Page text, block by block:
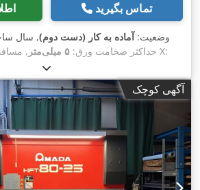
تماس بگیرید
وضعیت:آماده به کار (دست دوم), سال
, حداکثر ضخامت ورق: ۵ میلی‌متر
, مسافت جابجایی محور X:
۲٬۵۰۰ میلی‌متر
۲۱٬۰۰۰ کیلوگرم
, ظرفیت بار میز:۱۶۰ کیلوگرم ,
آگهی کوچک